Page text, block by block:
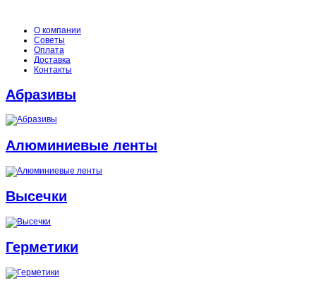
О компании
Советы
Оплата
Доставка
Контакты
Абразивы
Алюминиевые ленты
Высечки
Герметики